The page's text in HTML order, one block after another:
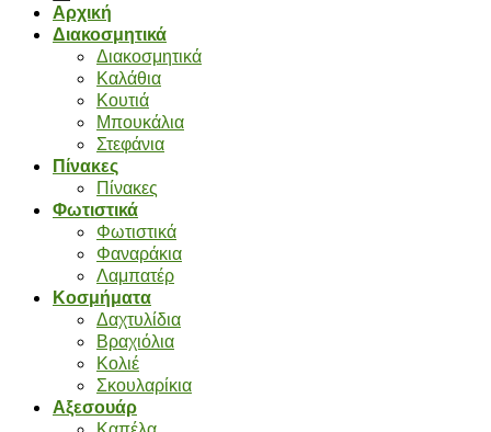
Αρχική
Διακοσμητικά
Διακοσμητικά
Καλάθια
Κουτιά
Μπουκάλια
Στεφάνια
Πίνακες
Πίνακες
Φωτιστικά
Φωτιστικά
Φαναράκια
Λαμπατέρ
Κοσμήματα
Δαχτυλίδια
Βραχιόλια
Κολιέ
Σκουλαρίκια
Αξεσουάρ